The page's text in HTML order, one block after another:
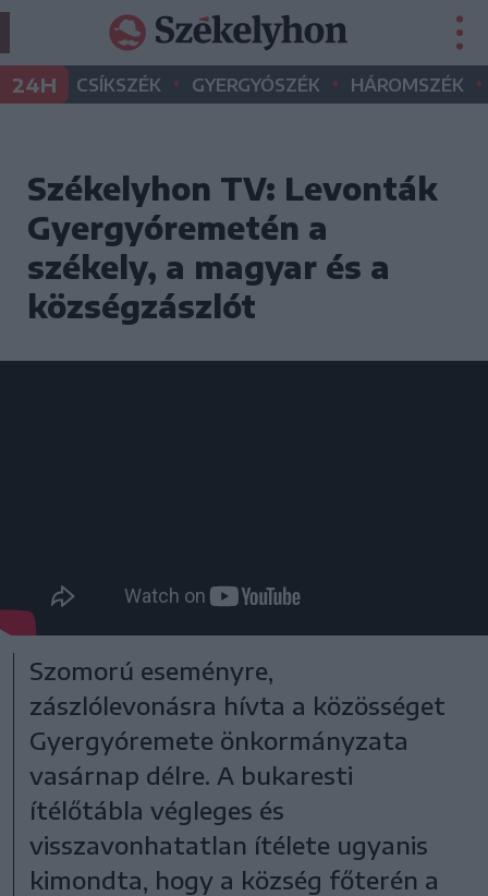
24H CSÍKSZÉK • GYERGYÓSZÉK • HÁROMSZÉK •
Székelyhon TV: Levonták
Gyergyóremetén a
székely, a magyar és a
községzászlót
Szomorú eseményre,
zászlólevonásra hívta a közösséget
Gyergyóremete önkormányzata
vasárnap délre. A bukaresti
ítélőtábla végleges és
visszavonhatatlan ítélete ugyanis
kimondta, hogy a község főterén a